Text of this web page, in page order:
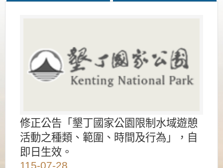
修正公告「墾丁國家公園限制水域遊憩
活動之種類、範圍、時間及行為」，自
即日生效。